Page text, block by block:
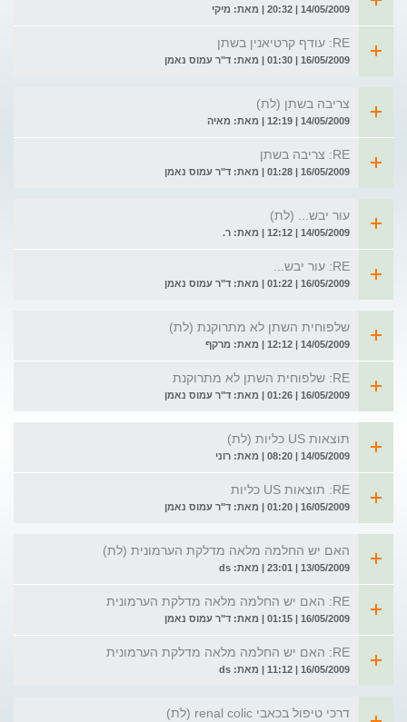
14/05/2009 | 20:32 | מאת: מיקי
RE: עודף קרטיאנין בשתן
16/05/2009 | 01:30 | מאת: ד"ר עמוס נאמן
צריבה בשתן (לת)
14/05/2009 | 12:19 | מאת: מאיה
RE: צריבה בשתן
16/05/2009 | 01:28 | מאת: ד"ר עמוס נאמן
עור יבש... (לת)
14/05/2009 | 12:12 | מאת: ר.
RE: עור יבש...
16/05/2009 | 01:22 | מאת: ד"ר עמוס נאמן
שלפוחית השתן לא מתרוקנת (לת)
14/05/2009 | 12:12 | מאת: מרקף
RE: שלפוחית השתן לא מתרוקנת
16/05/2009 | 01:26 | מאת: ד"ר עמוס נאמן
תוצאות US כליות (לת)
14/05/2009 | 08:20 | מאת: רוני
RE: תוצאות US כליות
16/05/2009 | 01:20 | מאת: ד"ר עמוס נאמן
האם יש החלמה מלאה מדלקת הערמונית (לת)
13/05/2009 | 23:01 | מאת: ds
RE: האם יש החלמה מלאה מדלקת הערמונית
16/05/2009 | 01:15 | מאת: ד"ר עמוס נאמן
RE: האם יש החלמה מלאה מדלקת הערמונית
16/05/2009 | 11:12 | מאת: ds
דרכי טיפול בכאבי renal colic (לת)